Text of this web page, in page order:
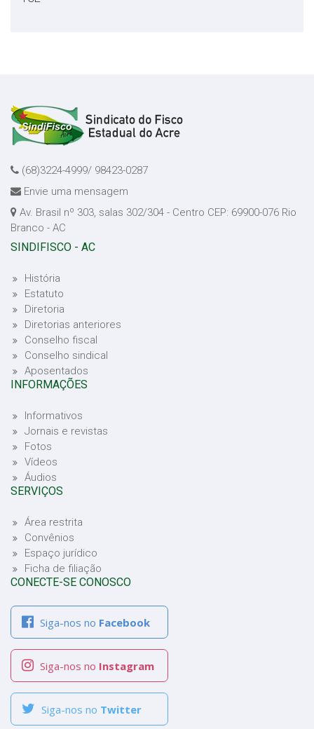
(68)3224-4999/ 98423-0287
Envie uma mensagem
Av. Brasil nº 303, salas 302/304 - Centro CEP: 69900-076 Rio
Branco - AC
SINDIFISCO - AC
História
Estatuto
Diretoria
Diretorias anteriores
Conselho fiscal
Conselho sindical
Aposentados
INFORMAÇÕES
Informativos
Jornais e revistas
Fotos
Vídeos
Áudios
SERVIÇOS
Área restrita
Convênios
Espaço jurídico
Ficha de filiação
CONECTE-SE CONOSCO
Siga-nos no Facebook
Siga-nos no Instagram
Siga-nos no Twitter